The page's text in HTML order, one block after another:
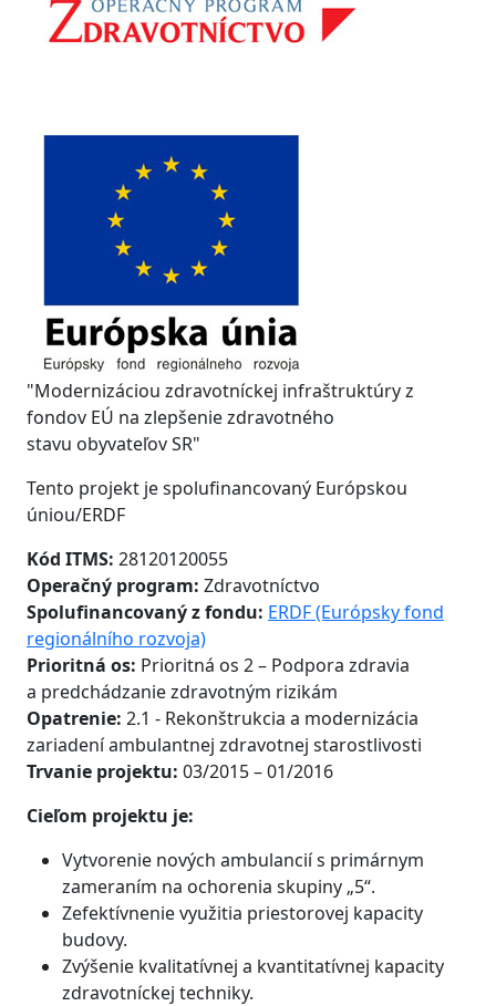
"Modernizáciou zdravotníckej infraštruktúry z
fondov EÚ na zlepšenie zdravotného
stavu obyvateľov SR"
Tento projekt je spolufinancovaný Európskou
úniou/ERDF
Kód ITMS: 28120120055
Operačný program: Zdravotníctvo
Spolufinancovaný z fondu: ERDF (Európsky fond
regionálního rozvoja)
Prioritná os: Prioritná os 2 – Podpora zdravia
a predchádzanie zdravotným rizikám
Opatrenie: 2.1 - Rekonštrukcia a modernizácia
zariadení ambulantnej zdravotnej starostlivosti
Trvanie projektu: 03/2015 – 01/2016
Cieľom projektu je:
Vytvorenie nových ambulancií s primárnym
zameraním na ochorenia skupiny „5“.
Zefektívnenie využitia priestorovej kapacity
budovy.
Zvýšenie kvalitatívnej a kvantitatívnej kapacity
zdravotníckej techniky.